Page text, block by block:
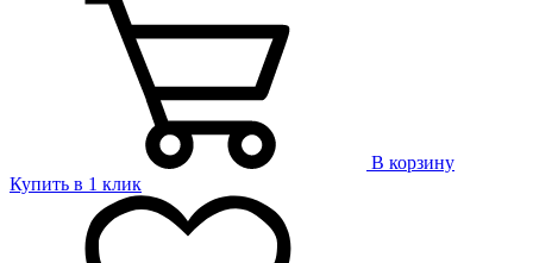
В корзину
Купить в 1 клик